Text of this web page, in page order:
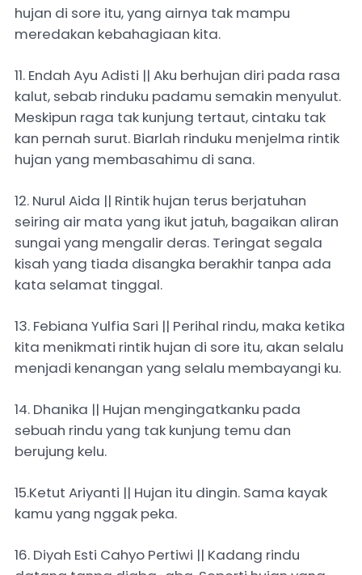
hujan di sore itu, yang airnya tak mampu
meredakan kebahagiaan kita.
11. Endah Ayu Adisti || Aku berhujan diri pada rasa
kalut, sebab rinduku padamu semakin menyulut.
Meskipun raga tak kunjung tertaut, cintaku tak
kan pernah surut. Biarlah rinduku menjelma rintik
hujan yang membasahimu di sana.
12. Nurul Aida || Rintik hujan terus berjatuhan
seiring air mata yang ikut jatuh, bagaikan aliran
sungai yang mengalir deras. Teringat segala
kisah yang tiada disangka berakhir tanpa ada
kata selamat tinggal.
13. Febiana Yulfia Sari || Perihal rindu, maka ketika
kita menikmati rintik hujan di sore itu, akan selalu
menjadi kenangan yang selalu membayangi ku.
14. Dhanika || Hujan mengingatkanku pada
sebuah rindu yang tak kunjung temu dan
berujung kelu.
15.Ketut Ariyanti || Hujan itu dingin. Sama kayak
kamu yang nggak peka.
16. Diyah Esti Cahyo Pertiwi || Kadang rindu